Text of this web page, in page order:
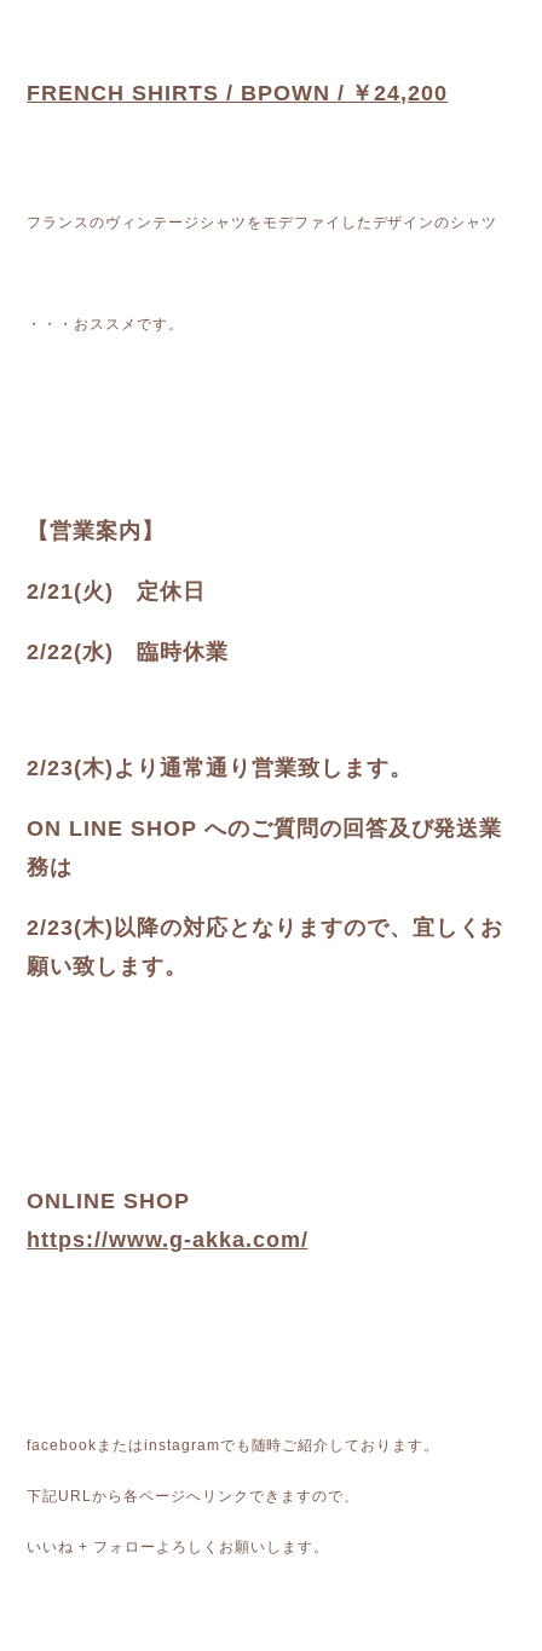
FRENCH SHIRTS / BPOWN / ￥24,200
フランスのヴィンテージシャツをモデファイしたデザインのシャツ
・・・おススメです。
【営業案内】
2/21(火) 定休日
2/22(水) 臨時休業
2/23(木)より通常通り営業致します。
ON LINE SHOP へのご質問の回答及び発送業
務は
2/23(木)以降の対応となりますので、宜しくお
願い致します。
ONLINE SHOP
https://www.g-akka.com/
facebookまたはinstagramでも随時ご紹介しております。
下記URLから各ページへリンクできますので、
いいね + フォローよろしくお願いします。